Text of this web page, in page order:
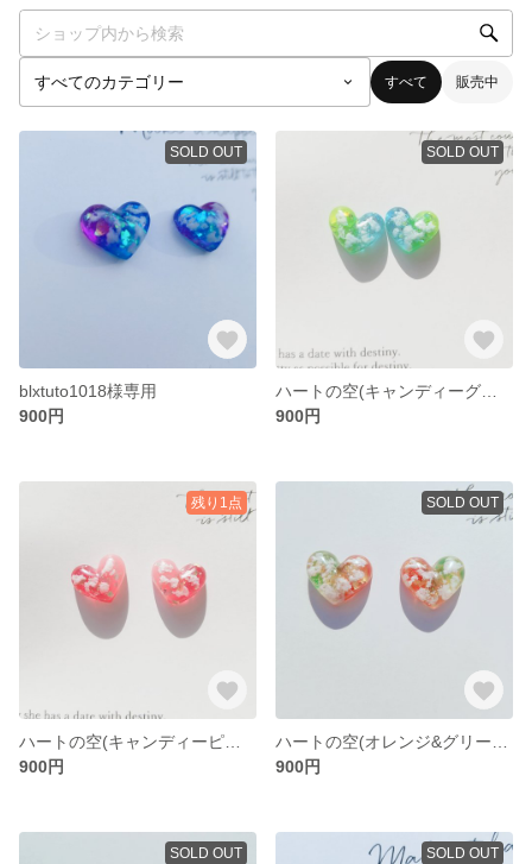
すべて 販売中
SOLD OUT
blxtuto1018様専用
900円
SOLD OUT
900円
残り1点
900円
SOLD OUT
900円
SOLD OUT SOLD OUT